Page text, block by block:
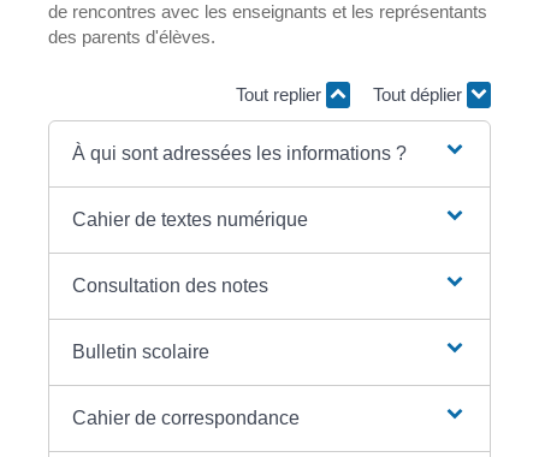
de rencontres avec les enseignants et les représentants
des parents d'élèves.
Tout replier Tout déplier
À qui sont adressées les informations ?
Cahier de textes numérique
Consultation des notes
Bulletin scolaire
Cahier de correspondance